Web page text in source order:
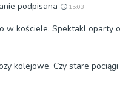
podpisana
15:03
w kościele. Spektakl oparty o
kolejowe. Czy stare pociągi